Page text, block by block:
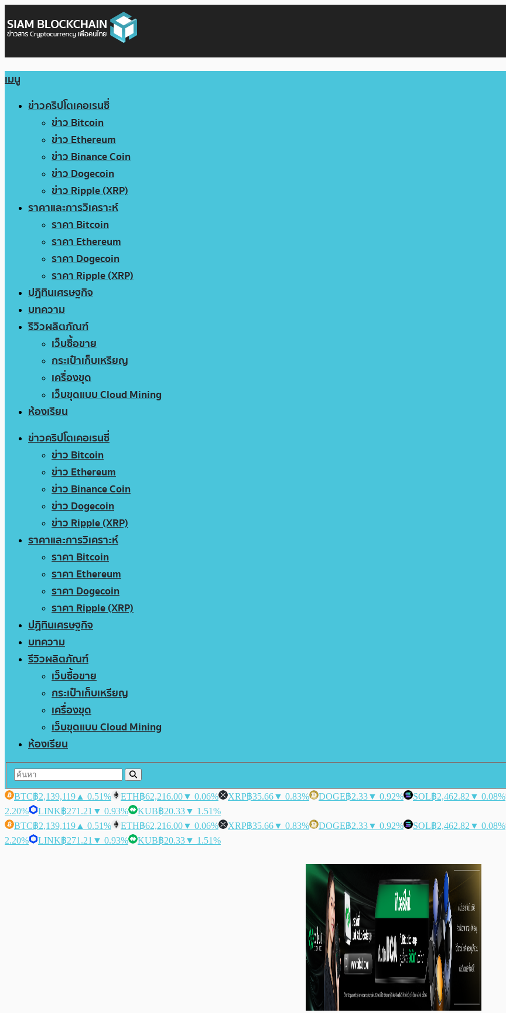
เมนู
ข่าวคริปโตเคอเรนซี่
ข่าว Bitcoin
ข่าว Ethereum
ข่าว Binance Coin
ข่าว Dogecoin
ข่าว Ripple (XRP)
ราคาและการวิเคราะห์
ราคา Bitcoin
ราคา Ethereum
ราคา Dogecoin
ราคา Ripple (XRP)
ปฏิทินเศรษฐกิจ
บทความ
รีวิวผลิตภัณฑ์
เว็บซื้อขาย
กระเป๋าเก็บเหรียญ
เครื่องขุด
เว็บขุดแบบ Cloud Mining
ห้องเรียน
ข่าวคริปโตเคอเรนซี่
ข่าว Bitcoin
ข่าว Ethereum
ข่าว Binance Coin
ข่าว Dogecoin
ข่าว Ripple (XRP)
ราคาและการวิเคราะห์
ราคา Bitcoin
ราคา Ethereum
ราคา Dogecoin
ราคา Ripple (XRP)
ปฏิทินเศรษฐกิจ
บทความ
รีวิวผลิตภัณฑ์
เว็บซื้อขาย
กระเป๋าเก็บเหรียญ
เครื่องขุด
เว็บขุดแบบ Cloud Mining
ห้องเรียน
BTC฿2,139,119 ▲ 0.51% ETH฿62,216.00▼ 0.06% XRP฿35.66▼ 0.83% DOGE฿2.33▼ 0.92% SOL฿2,462.82 ▼ 0.08%
2.20%
LINK฿271.21 ▼ 0.93% KUB฿20.33▼ 1.51%
BTC฿2,139,119 ▲ 0.51% ETH฿62,216.00▼ 0.06% XRP฿35.66▼ 0.83% DOGE฿2.33▼ 0.92% SOL฿2,462.82 ▼ 0.08%
2.20%
LINK฿271.21 ▼ 0.93% KUB฿20.33▼ 1.51%